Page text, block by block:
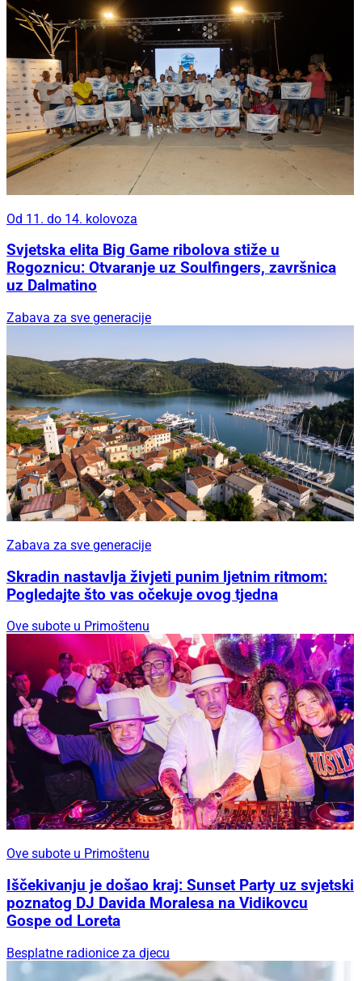
Od 11. do 14. kolovoza
Svjetska elita Big Game ribolova stiže u
Rogoznicu: Otvaranje uz Soulfingers, završnica
uz Dalmatino
Zabava za sve generacije
Zabava za sve generacije
Skradin nastavlja živjeti punim ljetnim ritmom:
Pogledajte što vas očekuje ovog tjedna
Ove subote u Primoštenu
Ove subote u Primoštenu
Iščekivanju je došao kraj: Sunset Party uz svjetski
poznatog DJ Davida Moralesa na Vidikovcu
Gospe od Loreta
Besplatne radionice za djecu